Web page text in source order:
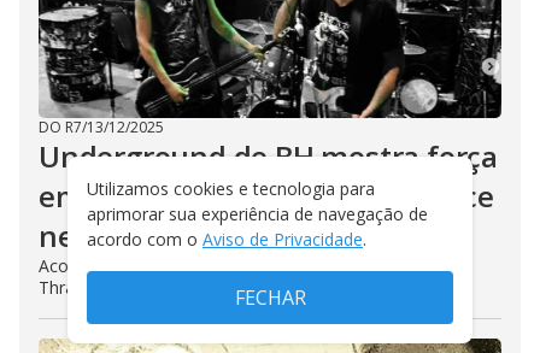
DO R7/13/12/2025
Underground de BH mostra força
em festival autoral que acontece
neste sábado
Acontece neste sábado festival com Punk, Hardcore e
Thrash metal e adoção de cachorros; boa não?
Utilizamos cookies e tecnologia para
aprimorar sua experiência de navegação de
acordo com o Aviso de Privacidade.
FECHAR